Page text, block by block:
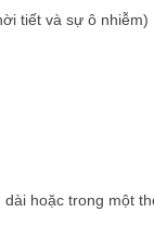
tiết và sự ô nhiễm)
hoặc trong một